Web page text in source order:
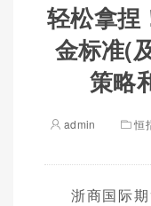
轻松拿捏
金标准(
策略
admin 恒
浙商国际